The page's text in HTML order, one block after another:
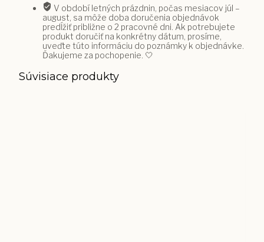
V období letných prázdnin, počas mesiacov júl –
august, sa môže doba doručenia objednávok
predĺžiť približne o 2 pracovné dni. Ak potrebujete
produkt doručiť na konkrétny dátum, prosíme,
uveďte túto informáciu do poznámky k objednávke.
Ďakujeme za pochopenie. 🤍
Súvisiace produkty